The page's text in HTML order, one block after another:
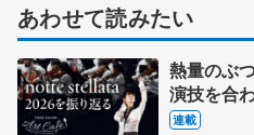
あわせて読みたい
熱量のぶ
演技を合
とコラボ
連載